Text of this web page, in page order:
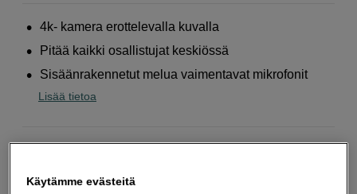
4k- kamera erottelevalla kuvalla
Pitää kaikki osallistujat keskiössä
Sisäänrakennetut melua vaimentavat mikrofonit
Lisää tietoa
Määrä
Käytämme evästeitä